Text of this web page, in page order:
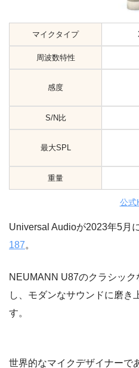
マイクタイプ
周波数特性
感度
S/N比
最大SPL
重量
公式
Universal Audioが2023年5月
187。
NEUMANN U87のクラシッ
し、モダンなサウンドに磨き
す。
世界的なマイクデザイナーで